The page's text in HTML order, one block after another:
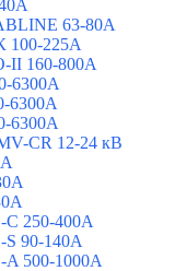
63-80A
100-225А
II 160-800А
6300А
6300А
6300А
CR 12-24 кВ
250-400A
90-140A
500-1000A